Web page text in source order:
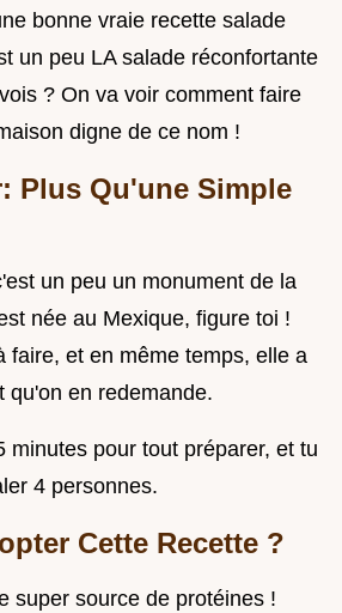
bonne vraie recette salade
un peu LA salade réconfortante
? On va voir comment faire
digne de ce nom !
Plus Qu'une Simple
un peu un monument de la
née au Mexique, figure toi !
faire, et en même temps, elle a
qu'on en redemande.
minutes pour tout préparer, et tu
4 personnes.
Cette Recette ?
super source de protéines !